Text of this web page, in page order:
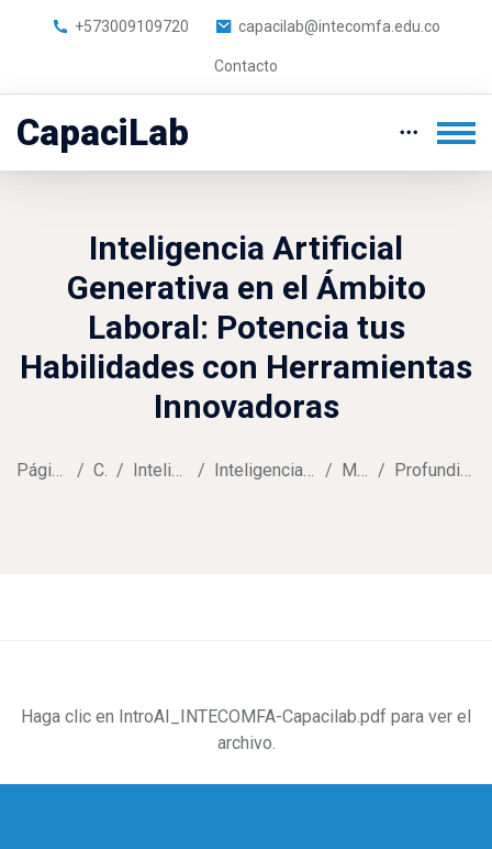
+573009109720 capacilab@intecomfa.edu.co
Contacto
CapaciLab
Inteligencia Artificial
Generativa en el Ámbito
Laboral: Potencia tus
Habilidades con Herramientas
Innovadoras
Página Principal Cursos Inteligencia Artificial Inteligencia Artificial Generativa AL Momento 2 Profundiza los aprendizajes
Haga clic en IntroAI_INTECOMFA-Capacilab.pdf para ver el
archivo.